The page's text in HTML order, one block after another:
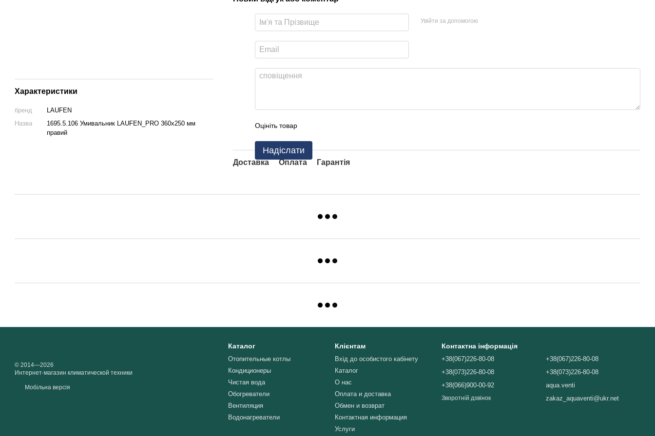
Характеристики
бренд
LAUFEN
Назва
1695.5.106 Умивальник LAUFEN_PRO 360х250 мм
правий
Увійти за допомогою
Оцініть товар
Надіслати
Доставка Оплата Гарантія
© 2014—2026
Интернет-магазин климатической техники
Мобільна версія
Каталог
Отопительные котлы
Кондиционеры
Чистая вода
Обогреватели
Вентиляция
Водонагреватели
Клієнтам
Вхід до особистого кабінету
Каталог
О нас
Оплата и доставка
Обмен и возврат
Контактная информация
Услуги
Контактна інформація
+38(067)226-80-08
+38(073)226-80-08
+38(066)900-00-92
Зворотній дзвінок
+38(067)226-80-08
+38(073)226-80-08
aqua.venti
zakaz_aquaventi@ukr.net